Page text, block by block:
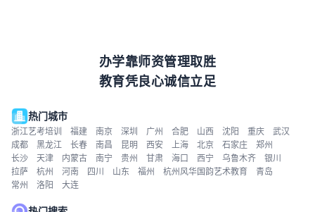
办学靠师资管理取胜
教育凭良心诚信立足
热门城市
浙江艺考培训 福建 南京 深圳 广州 合肥 山西 沈阳 重庆
武汉
成都
黑龙江 长春 南昌 昆明 西安 上海 北京 石家庄
郑州
长沙
天津 内蒙古 南宁 贵州 甘肃 海口 西宁 乌鲁木齐
银川
拉萨
杭州 河南 四川 山东 福州 杭州风华国韵艺术教育
青岛
常州
洛阳 大连